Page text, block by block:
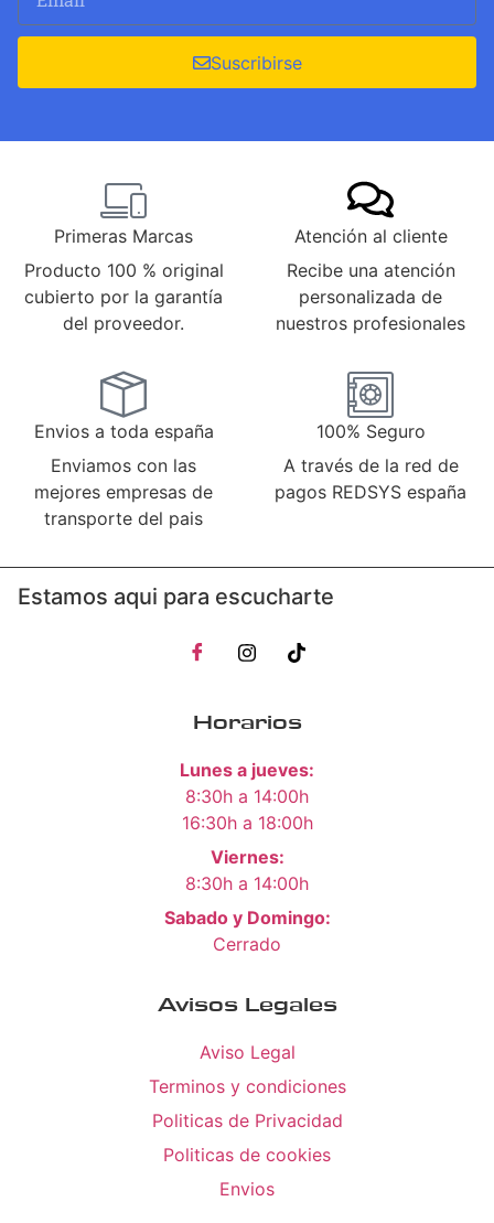
Suscribirse
Primeras Marcas
Producto 100 % original
cubierto por la garantía
del proveedor.
Atención al cliente
Recibe una atención
personalizada de
nuestros profesionales
Envios a toda españa
Enviamos con las
mejores empresas de
transporte del pais
100% Seguro
A través de la red de
pagos REDSYS españa
Estamos aqui para escucharte
Horarios
Lunes a jueves:
8:30h a 14:00h
16:30h a 18:00h
Viernes:
8:30h a 14:00h
Sabado y Domingo:
Cerrado
Avisos Legales
Aviso Legal
Terminos y condiciones
Politicas de Privacidad
Politicas de cookies
Envios